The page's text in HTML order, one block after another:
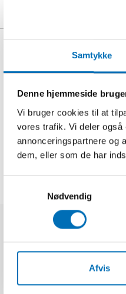
Samtykke
Denne hjemmeside
Vi bruger cookies til at
vores trafik. Vi deler også
annonceringspartnere og
dem, eller som de har
Nødvendig
Afvis